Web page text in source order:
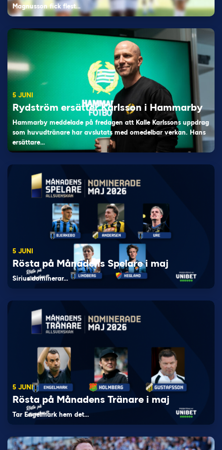
Magnusson fick flest…
5 JUNI
Rydström ersätter Karlsson i Hammarby
Hammarby meddelade på fredagen att Kalle Karlssons uppdrag
som huvudtränare har avslutats med omedelbar verkan. Hans
ersättare…
5 JUNI
Rösta på Månadens Spelare i maj
Sirius dominerar…
5 JUNI
Rösta på Månadens Tränare i maj
Tar Engelmark hem det…